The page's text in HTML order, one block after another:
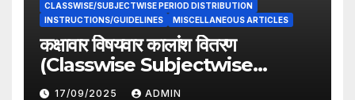
CLASSWISE/SUBJECTWISE PERIOD DISTRIBUTION
INSTRUCTIONS/GUIDELINES
MISCELLANEOUS ARTICLES
कक्षावार विषयवार कालांश वितरण
(Classwise Subjectwise
period distribution)
17/09/2025 ADMIN